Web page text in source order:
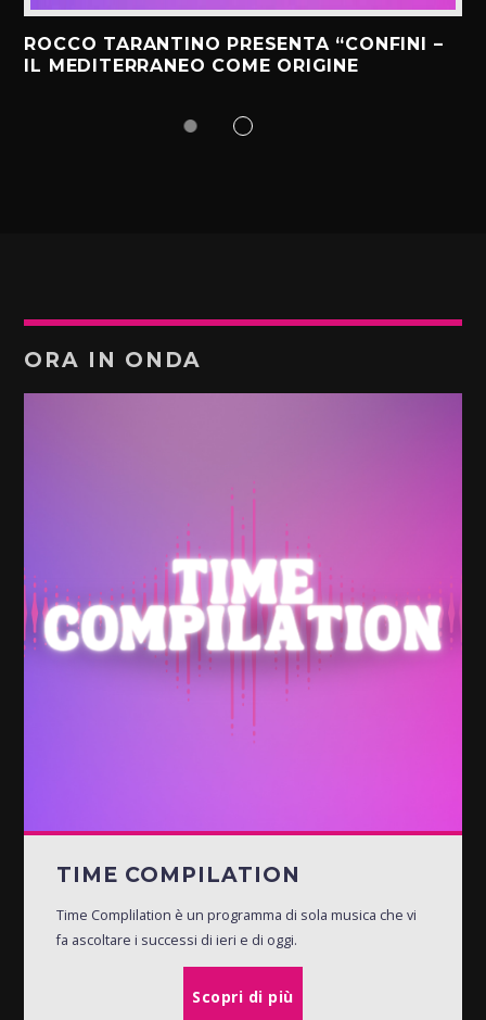
ROCCO TARANTINO PRESENTA “CONFINI –
IL MEDITERRANEO COME ORIGINE
ORA IN ONDA
TIME COMPILATION
Time Complilation è un programma di sola musica che vi
fa ascoltare i successi di ieri e di oggi.
Scopri di più